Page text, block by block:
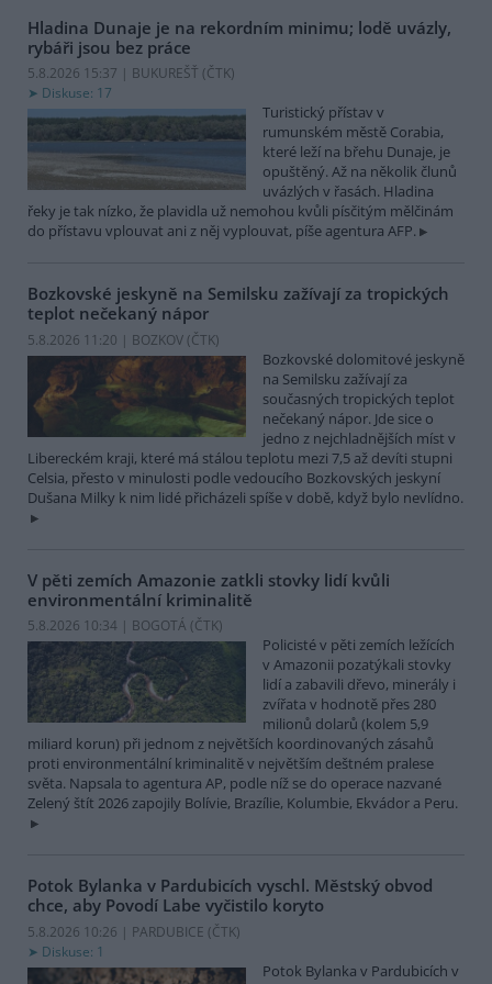
Hladina Dunaje je na rekordním minimu; lodě uvázly,
rybáři jsou bez práce
5.8.2026 15:37 | BUKUREŠŤ (ČTK)
Diskuse: 17
Turistický přístav v
rumunském městě Corabia,
které leží na břehu Dunaje, je
opuštěný. Až na několik člunů
uvázlých v řasách. Hladina
řeky je tak nízko, že plavidla už nemohou kvůli písčitým mělčinám
do přístavu vplouvat ani z něj vyplouvat, píše agentura AFP.
Bozkovské jeskyně na Semilsku zažívají za tropických
teplot nečekaný nápor
5.8.2026 11:20 | BOZKOV (ČTK)
Bozkovské dolomitové jeskyně
na Semilsku zažívají za
současných tropických teplot
nečekaný nápor. Jde sice o
jedno z nejchladnějších míst v
Libereckém kraji, které má stálou teplotu mezi 7,5 až devíti stupni
Celsia, přesto v minulosti podle vedoucího Bozkovských jeskyní
Dušana Milky k nim lidé přicházeli spíše v době, když bylo nevlídno.
V pěti zemích Amazonie zatkli stovky lidí kvůli
environmentální kriminalitě
5.8.2026 10:34 | BOGOTÁ (ČTK)
Policisté v pěti zemích ležících
v Amazonii pozatýkali stovky
lidí a zabavili dřevo, minerály i
zvířata v hodnotě přes 280
milionů dolarů (kolem 5,9
miliard korun) při jednom z největších koordinovaných zásahů
proti environmentální kriminalitě v největším deštném pralese
světa. Napsala to agentura AP, podle níž se do operace nazvané
Zelený štít 2026 zapojily Bolívie, Brazílie, Kolumbie, Ekvádor a Peru.
Potok Bylanka v Pardubicích vyschl. Městský obvod
chce, aby Povodí Labe vyčistilo koryto
5.8.2026 10:26 | PARDUBICE (ČTK)
Diskuse: 1
Potok Bylanka v Pardubicích v